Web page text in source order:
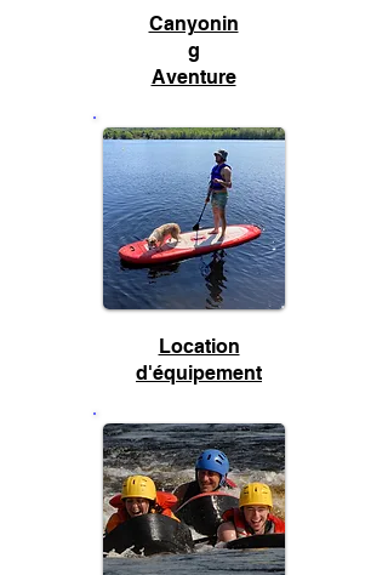
Canyonin
g
Aventure
Location
d'équipement